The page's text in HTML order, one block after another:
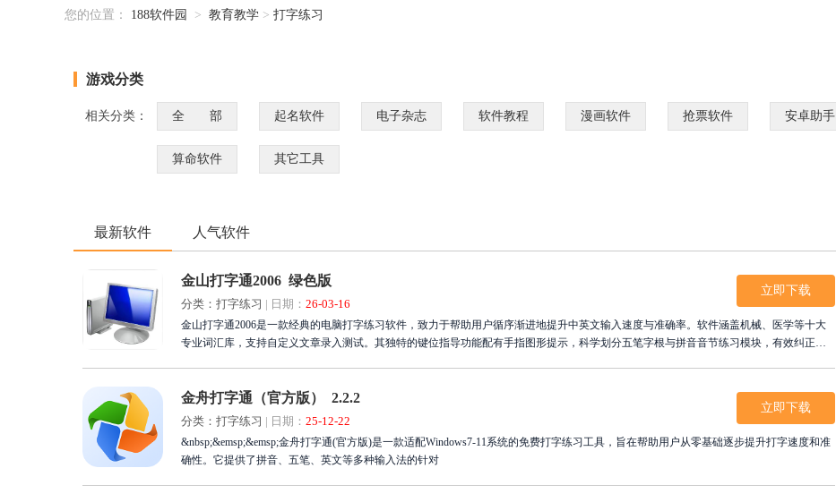
您的位置： 188软件园 > 教育教学 > 打字练习
游戏分类
相关分类： 全 部 起名软件 电子杂志 软件教程 漫画软件 抢票软件 安卓助手
算命软件 其它工具
最新软件 人气软件
金山打字通2006 绿色版
分类：打字练习 | 日期： 26-03-16
金山打字通2006是一款经典的电脑打字练习软件，致力于帮助用户循序渐进地提升中英文输入速度与准确率。软件涵盖机械、医学等十大
专业词汇库，支持自定义文章录入测试。其独特的键位指导功能配有手指图形提示，科学划分五笔字根与拼音音节练习模块，有效纠正错
立即下载
金舟打字通（官方版） 2.2.2
分类：打字练习 | 日期： 25-12-22
&nbsp;&emsp;&emsp;金舟打字通(官方版)是一款适配Windows7-11系统的免费打字练习工具，旨在帮助用户从零基础逐步提升打字速度和准
确性。它提供了拼音、五笔、英文等多种输入法的针对
立即下载